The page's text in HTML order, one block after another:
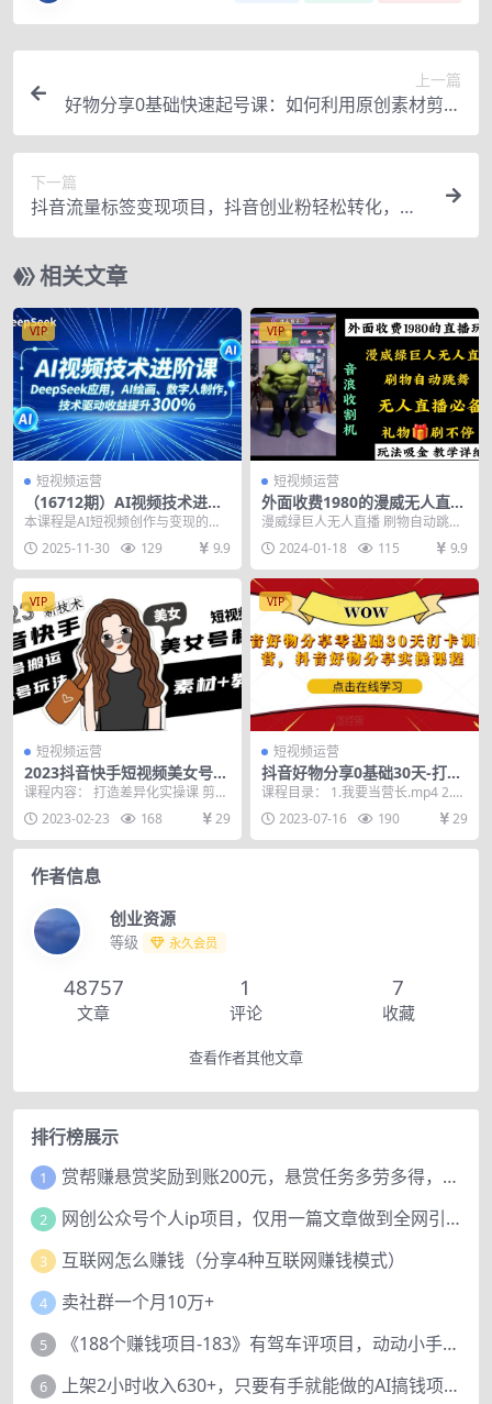
上一篇
好物分享0基础快速起号课：如何利用原创素材剪辑
爆款视频！
下一篇
抖音流量标签变现项目，抖音创业粉轻松转化，单
价高收益简单
相关文章
VIP
短视频运营
（16712期）AI视频技术进阶
课，DeepSeek应用、AI绘
画、数字人制作，技术驱动收
益提升300%
本课程是AI短视频创作与变现的完
整实战体系，涵盖AI工具应用、剪
辑技术、拍摄技巧...
2025-11-30 129 9.9
VIP
短视频运营
外面收费1980的漫威无人直播
项目，小白轻松上手撸音浪收
割器
漫威绿巨人无人直播 刷物自动跳舞
无人直播必备 礼物刷不停 玩法吸金
教学详细 项...
2024-01-18 115 9.9
VIP
短视频运营
2023抖音快手短视频美女号制
作 美女号搬运新起号玩法 新
课程内容： 打造差异化实操课 剪辑
混合剪视频教程 快速起号实操课30
集 文字教程...
2023-02-23 168 29
VIP
短视频运营
抖音好物分享0基础30天-打卡
特训营，抖音好物分享实操课
课程目录： 1.我要当营长.mp4 2.我
对抖音的认知.mp4 3.做一个让别
人...2023-07-16 190 29
作者信息
创业资源
等级 永久会员
48757
文章
1
评论
7
收藏
查看作者其他文章
排行榜展示
1 赏帮赚悬赏奖励到账200元，悬赏任务多劳多得，人人可做。
2 网创公众号个人ip项目，仅用一篇文章做到全网引流！
3 互联网怎么赚钱（分享4种互联网赚钱模式）
4 卖社群一个月10万+
5 《188个赚钱项目-183》有驾车评项目，动动小手，复制粘贴赚44元！
6 上架2小时收入630+，只要有手就能做的AI搞钱项目，奶奶看完都能学会!